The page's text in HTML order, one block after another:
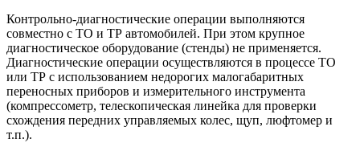
Контрольно-диагностические операции выполняются
совместно с ТО и ТР автомобилей. При этом крупное
диагностическое оборудование (стенды) не применяется.
Диагностические операции осуществляются в процессе ТО
или ТР с использованием недорогих малогабаритных
переносных приборов и измерительного инструмента
(компрессометр, телескопическая линейка для проверки
схождения передних управляемых колес, щуп, люфтомер и
т.п.).